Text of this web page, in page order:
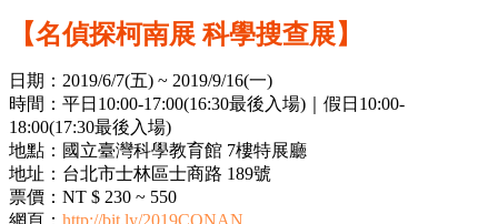
【名偵探柯南展 科學搜查展】
日期：2019/6/7(五) ~ 2019/9/16(一)
時間：平日10:00-17:00(16:30最後入場)｜假日10:00-
18:00(17:30最後入場)
地點：國立臺灣科學教育館 7樓特展廳
地址：台北市士林區士商路 189號
票價：NT $ 230 ~ 550